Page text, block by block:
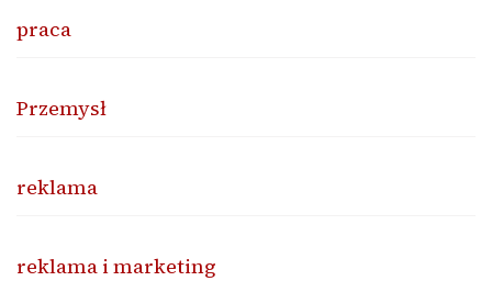
praca
Przemysł
reklama
reklama i marketing